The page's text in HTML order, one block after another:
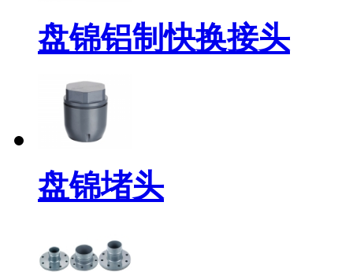
盘锦铝制快换接头
盘锦堵头